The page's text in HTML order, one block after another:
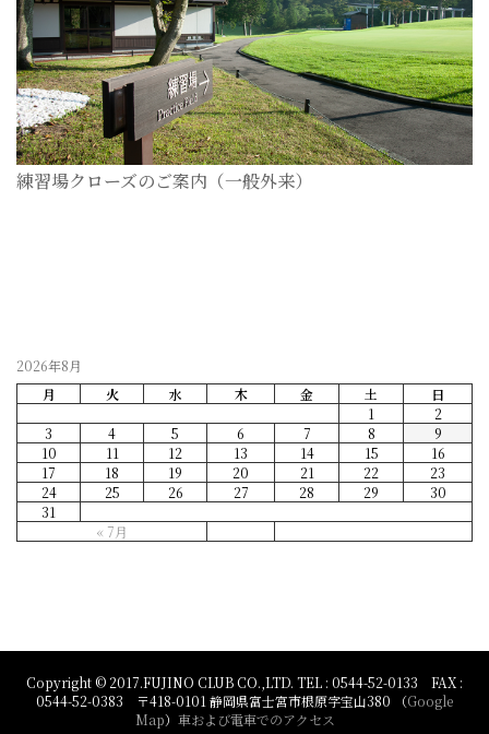
練習場クローズのご案内（一般外来）
2026年8月
月
火 水 木 金 土 日
« 7月
1
2
3
4 5 6 7 8
9
10
11 12 13 14 15
16
17
18 19 20 21 22
23
24
25 26 27 28 29
30
31
Copyright © 2017.FUJINO CLUB CO.,LTD. TEL : 0544-52-0133 FAX :
0544-52-0383 〒418-0101 静岡県富士宮市根原字宝山380 （Google
Map） 車および電車でのアクセス